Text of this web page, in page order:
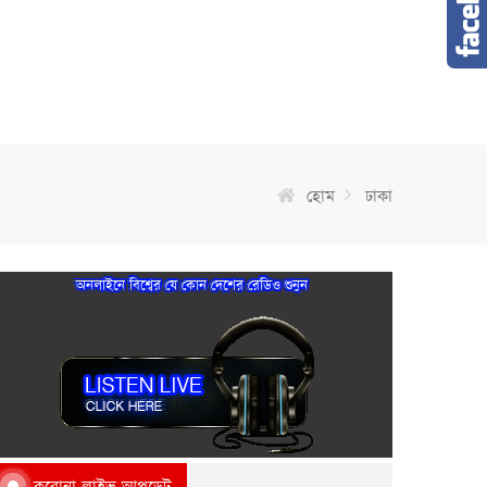
হোম ঢাকা
অনলাইনে বিশ্বের যে কোন দেশের রেডিও শুনুন